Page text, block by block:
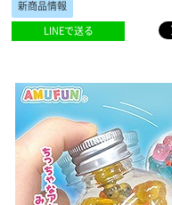
新商品情報
LINEで送る